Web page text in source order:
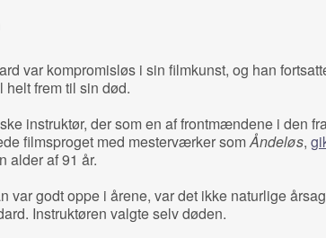
var kompromisløs i sin filmkunst, og han
frem til sin død.
instruktør, der som en af frontmændene i den
filmsproget med mesterværker somÅndeløs,
alder af 91 år.
var godt oppe i årene, var det ikke naturlige
Instruktøren valgte selv døden.